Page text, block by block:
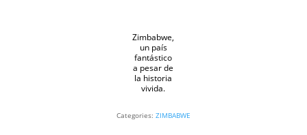
Zimbabwe,
un país
fantástico
a pesar de
la historia
vivida.
Categories: ZIMBABWE